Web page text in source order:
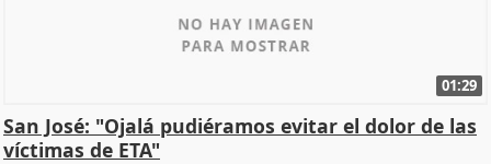
01:29
San José: "Ojalá pudiéramos evitar el dolor de las
víctimas de ETA"